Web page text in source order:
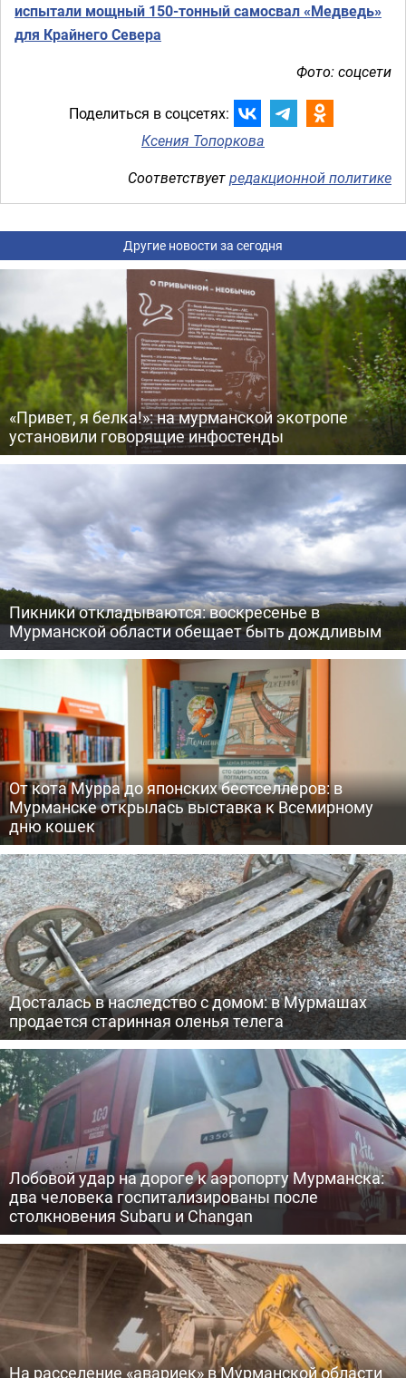
испытали мощный 150-тонный самосвал «Медведь»
для Крайнего Севера
Фото: соцсети
Поделиться в соцсетях:
Ксения Топоркова
Соответствуетредакционной политике
Другие новости за сегодня
«Привет, я белка!»: на мурманской экотропе
установили говорящие инфостенды
Пикники откладываются: воскресенье в
Мурманской области обещает быть дождливым
От кота Мурра до японских бестселлеров: в
Мурманске открылась выставка к Всемирному
дню кошек
Досталась в наследство с домом: в Мурмашах
продается старинная оленья телега
Лобовой удар на дороге к аэропорту Мурманска:
два человека госпитализированы после
столкновения Subaru и Changan
На расселение «авариек» в Мурманской области